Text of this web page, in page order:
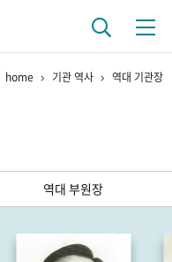
연구자들
home 기관 역사 역대 기관장
역대 부원장